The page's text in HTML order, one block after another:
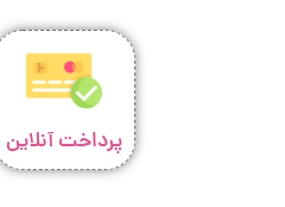
پرداخت آنلاین